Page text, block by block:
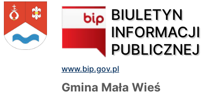
BIULETYN
INFORMACJI
PUBLICZNEJ
www.bip.gov.pl
Gmina Mała Wieś